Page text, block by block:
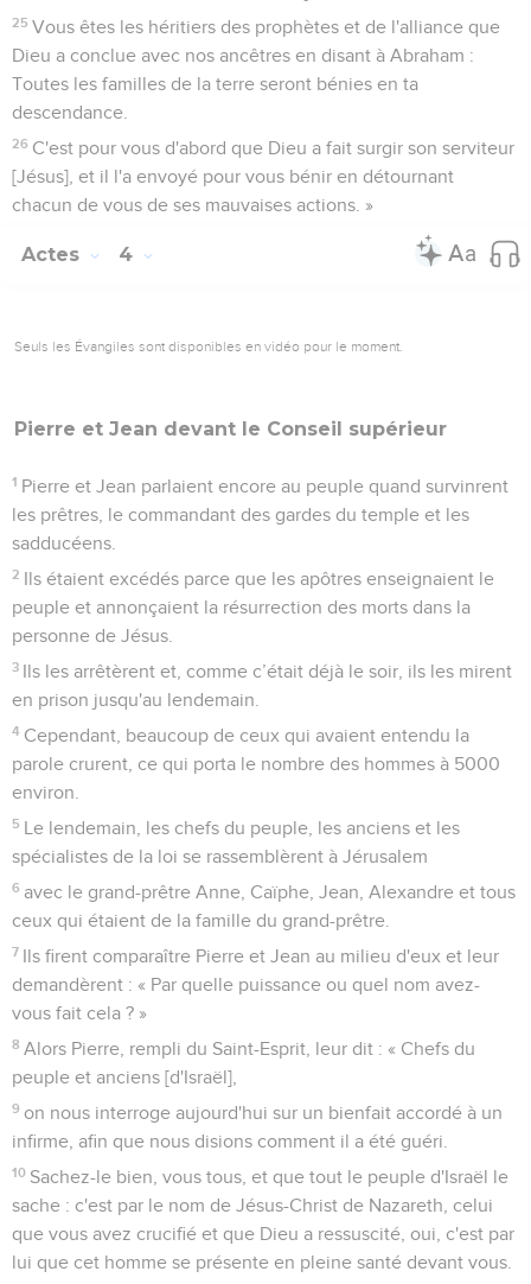
25 Vous êtes les héritiers des prophètes et de l'alliance que
Dieu a conclue avec nos ancêtres en disant à Abraham :
Toutes les familles de la terre seront bénies en ta
descendance.
26 C'est pour vous d'abord que Dieu a fait surgir son serviteur
[Jésus], et il l'a envoyé pour vous bénir en détournant
chacun de vous de ses mauvaises actions. »
Actes 4
Seuls les Évangiles sont disponibles en vidéo pour le moment.
Pierre et Jean devant le Conseil supérieur
1 Pierre et Jean parlaient encore au peuple quand survinrent
les prêtres, le commandant des gardes du temple et les
sadducéens.
2 Ils étaient excédés parce que les apôtres enseignaient le
peuple et annonçaient la résurrection des morts dans la
personne de Jésus.
3 Ils les arrêtèrent et, comme c’était déjà le soir, ils les mirent
en prison jusqu'au lendemain.
4 Cependant, beaucoup de ceux qui avaient entendu la
parole crurent, ce qui porta le nombre des hommes à 5000
environ.
5 Le lendemain, les chefs du peuple, les anciens et les
spécialistes de la loi se rassemblèrent à Jérusalem
6 avec le grand-prêtre Anne, Caïphe, Jean, Alexandre et tous
ceux qui étaient de la famille du grand-prêtre.
7 Ils firent comparaître Pierre et Jean au milieu d'eux et leur
demandèrent : « Par quelle puissance ou quel nom avez-
vous fait cela ? »
8 Alors Pierre, rempli du Saint-Esprit, leur dit : « Chefs du
peuple et anciens [d'Israël],
9 on nous interroge aujourd'hui sur un bienfait accordé à un
infirme, afin que nous disions comment il a été guéri.
10 Sachez-le bien, vous tous, et que tout le peuple d'Israël le
sache : c'est par le nom de Jésus-Christ de Nazareth, celui
que vous avez crucifié et que Dieu a ressuscité, oui, c'est par
lui que cet homme se présente en pleine santé devant vous.